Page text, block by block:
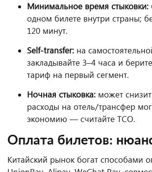
Минимальное время стыковки:
одном билете внутри страны;
120 минут.
Self-transfer: на
закладывайте 3–4 часа и
тариф на первый сегмент.
Ночная стыковка: может
расходы на отель/трансфер
экономию — считайте TCO.
Оплата билетов:
Китайский рынок богат способами